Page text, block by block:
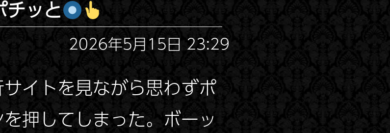
チッと
2026年5月15日 23:29
イトを見ながら思わずポ
押してしまった。ボーッ